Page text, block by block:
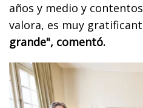
años y medio y
valora, es muy
grande", comentó.